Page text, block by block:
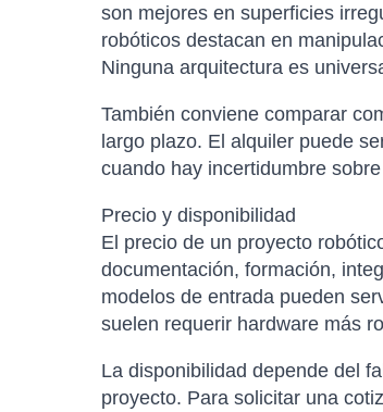
son mejores en superficies
robóticos destacan en
Ninguna arquitectura es
También conviene comparar
largo plazo. El alquiler puede
cuando hay incertidumbre
Precio y disponibilidad
El precio de un proyecto
documentación, formación,
modelos de entrada pueden
suelen requerir hardware más
La disponibilidad depende del
proyecto. Para solicitar una